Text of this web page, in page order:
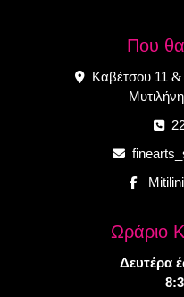
Που θα
Καβέτσου 11 &
Ωράριο
Δευτέρα